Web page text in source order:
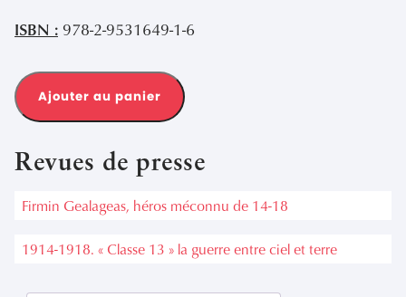
ISBN : 978-2-9531649-1-6
Ajouter au panier
Revues de presse
Firmin Gealageas, héros méconnu de 14-18
1914-1918. « Classe 13 » la guerre entre ciel et terre